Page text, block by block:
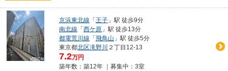
京浜東北線 「王子 」駅 徒歩9分
南北線 「西ケ原 」駅 徒歩13分
都電荒川線 「飛鳥山 」駅 徒歩5分
東京都北区滝野川 ２丁目12-13
7.2万円
築年数：築12年 ｜募集中： 3室